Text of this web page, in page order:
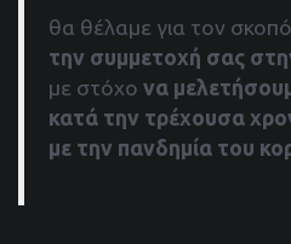
θα θέλαμε για τον
την συμμετοχή σας
με στόχο να
κατά την τρέχουσα
με την πανδημία του